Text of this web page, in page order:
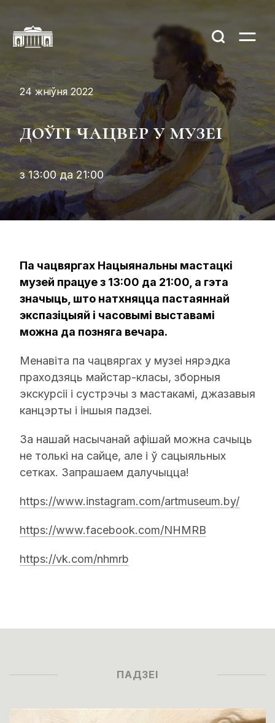
24 жніўня 2022
доўгі чацвер у музеі
з 13:00 да 21:00
Па чацвяргах Нацыянальны мастацкі
музей працуе з 13:00 да 21:00, а гэта
значыць, што натхняцца пастаяннай
экспазіцыяй і часовымі выставамі
можна да позняга вечара.
Менавіта па чацвяргах у музеі нярэдка
праходзяць майстар-класы, зборныя
экскурсіі і сустрэчы з мастакамі, джазавыя
канцэрты і іншыя падзеі.
За нашай насычанай афішай можна сачыць
не толькі на сайце, але і ў сацыяльных
сетках. Запрашаем далучыцца!
https://www.instagram.com/artmuseum.by/
https://www.facebook.com/NHMRB
https://vk.com/nhmrb
ПАДЗЕІ